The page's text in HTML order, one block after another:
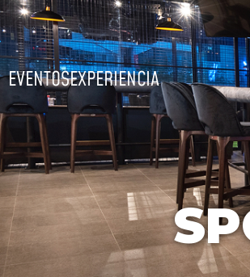
EVENTOSEXPERIENCIA